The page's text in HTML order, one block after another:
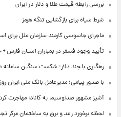
بررسی رابطه قیمت طلا و دلار در ایران
شرط سپاه برای بازگشایی تنگه هرمز
ماجرای جاسوسی کارمند سازمان ملل برای
تأیید وجود فسفر در بمباران استان فارس +
رهگیری با چند دلار؛ شکست سنگین
با صدور پیامی؛ مدیرعامل بانک ملی ایران
آشپز مشهور صداوسیما به کانادا مهاجرت
لحظه برخورد رعد و برق به ساختمان مرکز